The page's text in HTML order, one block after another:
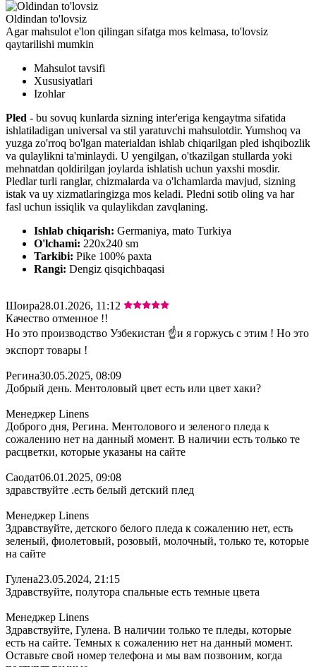
Oldindan to'lovsiz
Agar mahsulot e'lon qilingan sifatga mos kelmasa, to'lovsiz
qaytarilishi mumkin
Mahsulot tavsifi
Xususiyatlari
Izohlar
Pled - bu sovuq kunlarda sizning inter'eriga kengaytma sifatida
ishlatiladigan universal va stil yaratuvchi mahsulotdir. Yumshoq va
yuzga zo'rroq bo'lgan materialdan ishlab chiqarilgan pled ishqibozlik
va qulaylikni ta'minlaydi. U yengilgan, o'tkazilgan stullarda yoki
mehnatdan qoldirilgan joylarda ishlatish uchun yaxshi mosdir.
Pledlar turli ranglar, chizmalarda va o'lchamlarda mavjud, sizning
istak va uy xizmatlaringizga mos keladi. Pledni sotib oling va har
fasl uchun issiqlik va qulaylikdan zavqlaning.
Ishlab chiqarish: Germaniya, mato Turkiya
O'lchami: 220х240 sm
Tarkibi: Pike 100% paxta
Rangi: Dengiz qisqichbaqasi
Шоира28.01.2026, 11:12
Качество отменное !!
Но это производство Узбекистан ☝️и я горжусь с этим ! Но это
экспорт товары !
Регина30.05.2025, 08:09
Добрый день. Ментоловый цвет есть или цвет хаки?
Менеджер Linens
Доброго дня, Регина. Ментолового и зеленого пледа к
сожалению нет на данный момент. В наличии есть только те
расцветки, которые указаны на сайте
Саодат06.01.2025, 09:08
здравствуйте .есть белый детский плед
Менеджер Linens
Здравствуйте, детского белого пледа к сожалению нет, есть
зеленый, фиолетовый, розовый, молочный, только те, которые
на сайте
Гулена23.05.2024, 21:15
Здравствуйте, полутора спальные есть темные цвета
Менеджер Linens
Здравствуйте, Гулена. В наличии только те пледы, которые
есть на сайте. Темных к сожалению нет на данный момент.
Оставьте свой номер телефона и мы вам позвоним, когда